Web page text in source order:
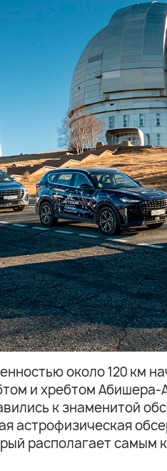
около 120 км
и хребтом
к знаменитой
астрофизическая
располагает самым